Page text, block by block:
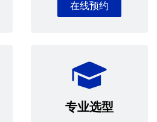
在线预约
专业选型